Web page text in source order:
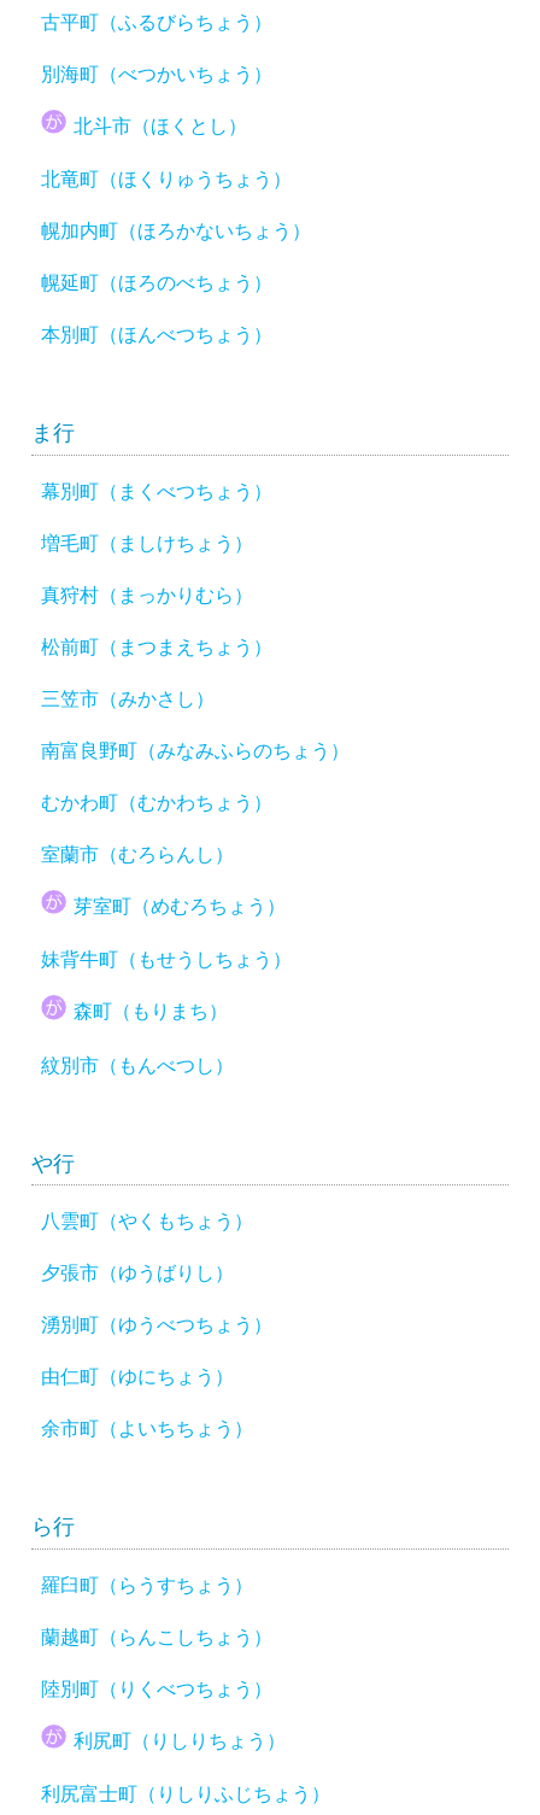
古平町（ふるびらちょう）
別海町（べつかいちょう）
北斗市（ほくとし）
北竜町（ほくりゅうちょう）
幌加内町（ほろかないちょう）
幌延町（ほろのべちょう）
本別町（ほんべつちょう）
ま行
幕別町（まくべつちょう）
増毛町（ましけちょう）
真狩村（まっかりむら）
松前町（まつまえちょう）
三笠市（みかさし）
南富良野町（みなみふらのちょう）
むかわ町（むかわちょう）
室蘭市（むろらんし）
芽室町（めむろちょう）
妹背牛町（もせうしちょう）
森町（もりまち）
紋別市（もんべつし）
や行
八雲町（やくもちょう）
夕張市（ゆうばりし）
湧別町（ゆうべつちょう）
由仁町（ゆにちょう）
余市町（よいちちょう）
ら行
羅臼町（らうすちょう）
蘭越町（らんこしちょう）
陸別町（りくべつちょう）
利尻町（りしりちょう）
利尻富士町（りしりふじちょう）